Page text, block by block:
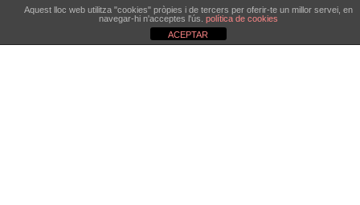
Aquest lloc web utilitza "cookies" pròpies i de tercers per oferir-te un millor servei, en
navegar-hi n'acceptes l'ús. política de cookies
ACEPTAR